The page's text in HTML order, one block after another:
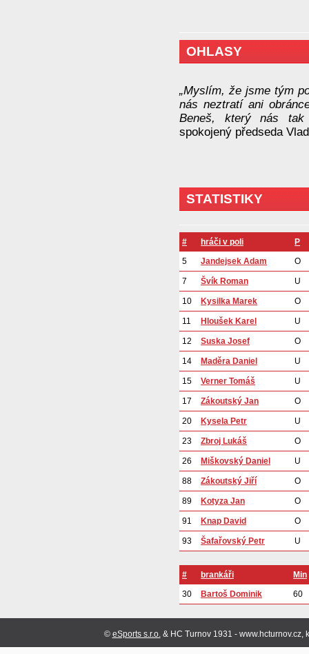
OHLASY
„Myslím, že jsme tým
nás neztratí ani
Beneš, který nás
spokojený předseda
STATISTIKY
# hráči v poli
P
5
Jandejsek Adam O
7 Švík Roman U
10 Kysilka Marek O
11 Hloušek Karel U
12 Suska Josef O
14 Maděra Daniel U
15 Verner Tomáš U
17 Zákoutský Jan O
20 Kysela Petr U
23 Zbroj Lukáš O
26 Miškovský Daniel U
88 Zákoutský Jiří O
89 Kotyza Jan O
91 Knap David O
93 Šafařovský Petr U
# brankáři
Min
30
Bartoš Dominik 60
© eSports s.r.o.& HC Turnov 1931 -